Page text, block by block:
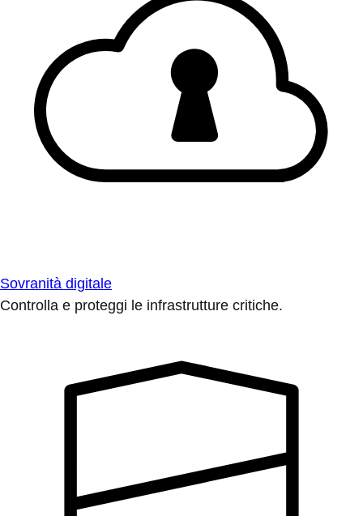
Sovranità digitale
Controlla e proteggi le infrastrutture critiche.